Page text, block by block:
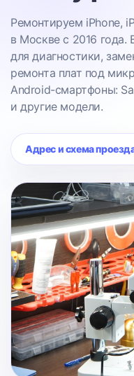
Ремонтируем iPhone,
в Москве с 2016 года.
для диагностики,
ремонта плат под
Android-смартфоны:
и другие модели.
Адрес и схема